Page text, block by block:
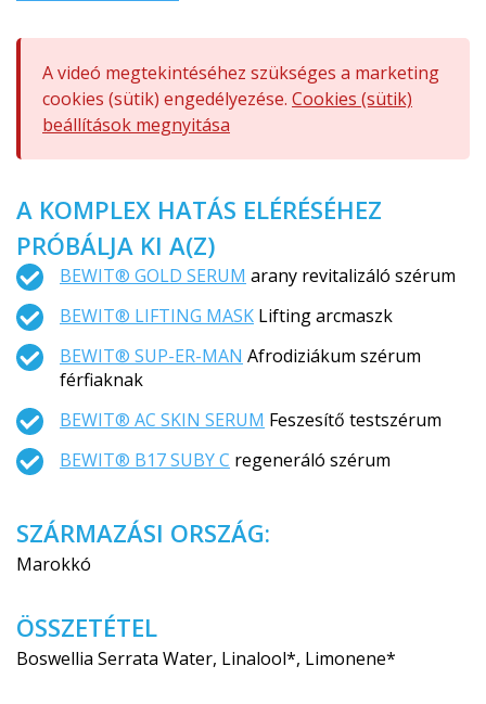
A videó megtekintéséhez szükséges a marketing
cookies (sütik) engedélyezése. Cookies (sütik)
beállítások megnyitása
A KOMPLEX HATÁS ELÉRÉSÉHEZ
PRÓBÁLJA KI A(Z)
BEWIT® GOLD SERUM arany revitalizáló szérum
BEWIT® LIFTING MASK Lifting arcmaszk
BEWIT® SUP-ER-MAN Afrodiziákum szérum
férfiaknak
BEWIT® AC SKIN SERUM Feszesítő testszérum
BEWIT® B17 SUBY C regeneráló szérum
SZÁRMAZÁSI ORSZÁG:
Marokkó
ÖSSZETÉTEL
Boswellia Serrata Water, Linalool*, Limonene*